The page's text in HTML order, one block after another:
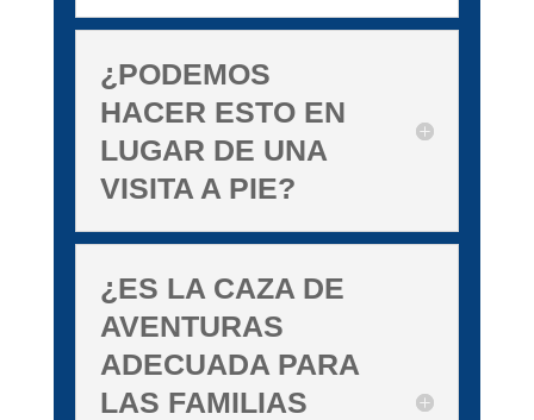
¿PODEMOS
HACER ESTO EN
LUGAR DE UNA
VISITA A PIE?
¿ES LA CAZA DE
AVENTURAS
ADECUADA PARA
LAS FAMILIAS